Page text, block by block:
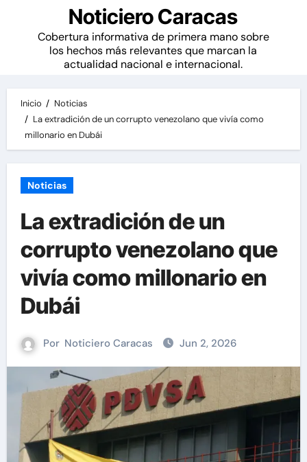
Noticiero Caracas
Cobertura informativa de primera mano sobre
los hechos más relevantes que marcan la
actualidad nacional e internacional.
Inicio
Noticias
La extradición de un corrupto venezolano que vivía como
millonario en Dubái
Noticias
La extradición de un
corrupto venezolano que
vivía como millonario en
Dubái
Por Noticiero Caracas Jun 2, 2026